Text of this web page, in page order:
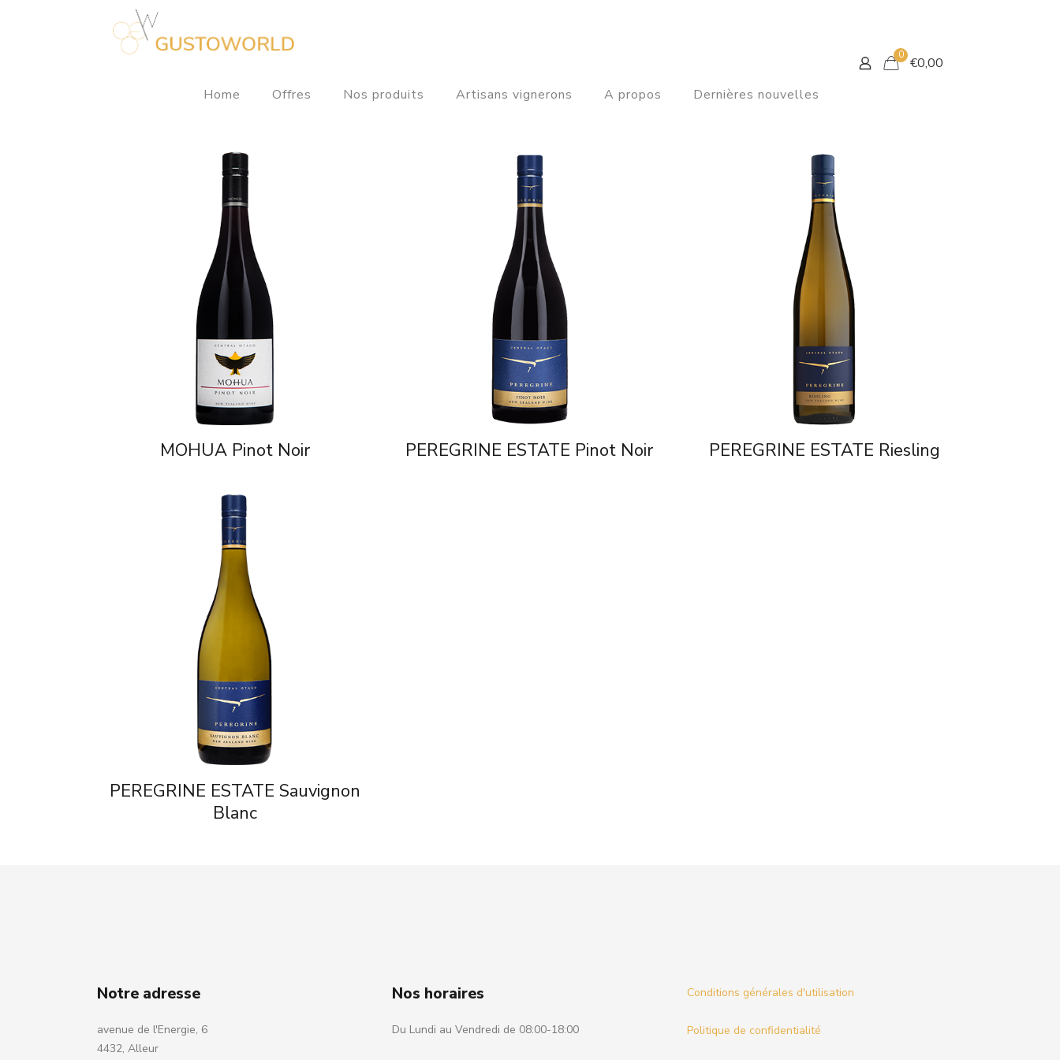
Home Offres Nos produits Artisans vignerons A propos Dernières nouvelles
0 €0,00
MOHUA Pinot Noir PEREGRINE ESTATE Pinot Noir PEREGRINE ESTATE Riesling
PEREGRINE ESTATE Sauvignon
Blanc
Notre adresse
avenue de l'Energie, 6
4432, Alleur
Nos horaires
Du Lundi au Vendredi de 08:00-18:00
Conditions générales d'utilisation
Politique de confidentialité